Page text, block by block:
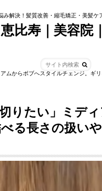
み解決！髪質改善・縮毛矯正・美髪ケ
比寿｜美容院
ムからボブへスタイルチェンジ。
りたい」ミデ
る長さの扱い